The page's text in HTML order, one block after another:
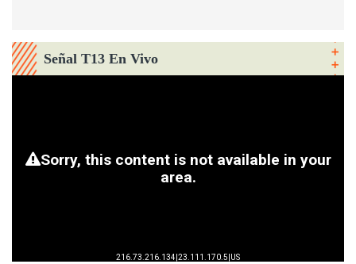
Señal T13 En Vivo